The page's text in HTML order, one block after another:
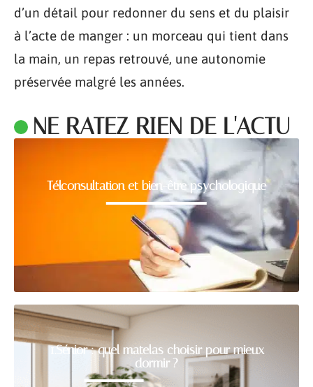
d’un détail pour redonner du sens et du plaisir
à l’acte de manger : un morceau qui tient dans
la main, un repas retrouvé, une autonomie
préservée malgré les années.
NE RATEZ RIEN DE L'ACTU
Télconsultation et bien-être psychologique
1.Sénior : quel matelas choisir pour mieux
dormir ?